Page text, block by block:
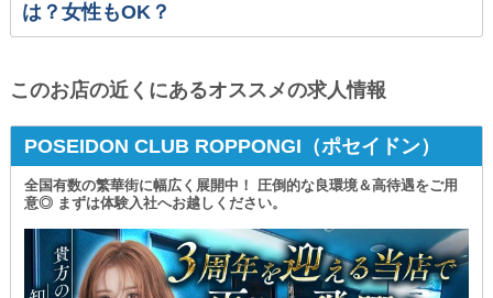
は？女性もOK？
このお店の近くにあるオススメの求人情報
POSEIDON CLUB ROPPONGI（ポセイドン）
全国有数の繁華街に幅広く展開中！ 圧倒的な良環境＆高待遇をご用
意◎ まずは体験入社へお越しください。